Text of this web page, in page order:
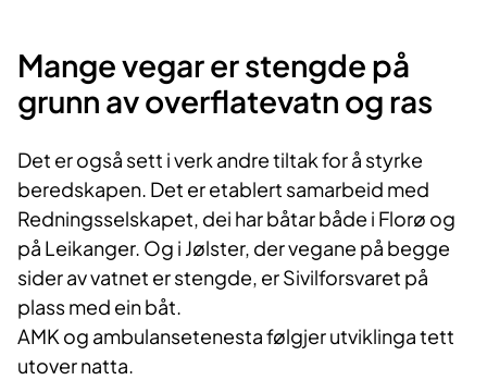
Mange vegar er stengde på
grunn av overflatevatn og ras
Det er også sett i verk andre tiltak for å styrke
beredskapen. Det er etablert samarbeid med
Redningsselskapet, dei har båtar både i Florø og
på Leikanger. Og i Jølster, der vegane på begge
sider av vatnet er stengde, er Sivilforsvaret på
plass med ein båt.
AMK og ambulansetenesta følgjer utviklinga tett
utover natta.